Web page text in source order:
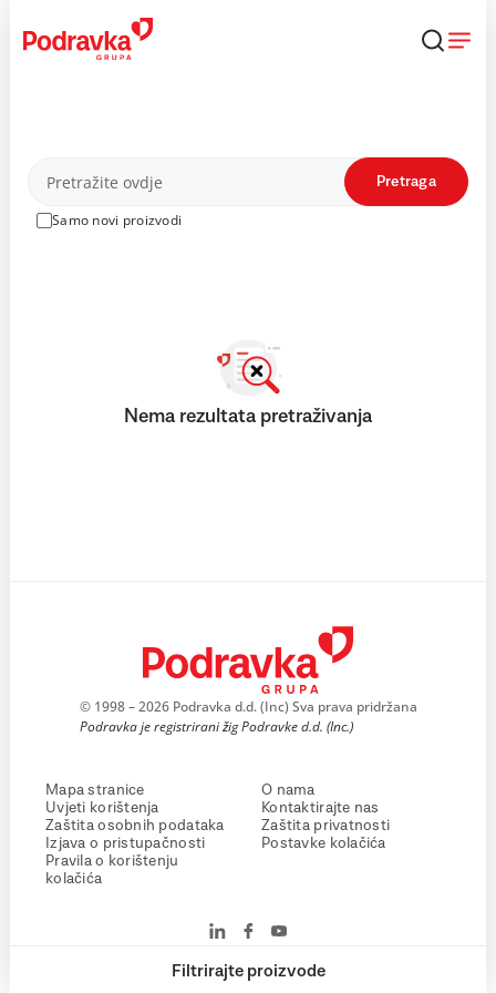
content
Proizvodi
Samo novi proizvodi
Pretraga
Filtrirajte proizvode
Nema rezultata pretraživanja
© 1998 – 2026 Podravka d.d. (Inc) Sva prava pridržana
Podravka je registrirani žig Podravke d.d. (Inc.)
Mapa stranice
Uvjeti korištenja
Zaštita osobnih podataka
Izjava o pristupačnosti
Pravila o korištenju
kolačića
O nama
Kontaktirajte nas
Zaštita privatnosti
Postavke kolačića